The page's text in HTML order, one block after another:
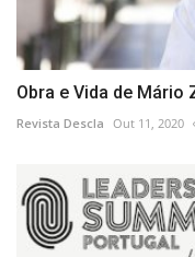
Obra e Vida de Mário
Revista Descla Out 11, 2020